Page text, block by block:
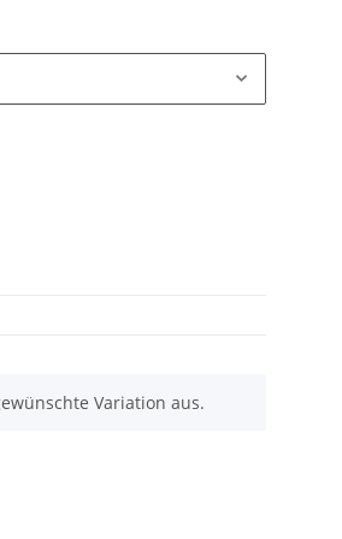
Variation aus.